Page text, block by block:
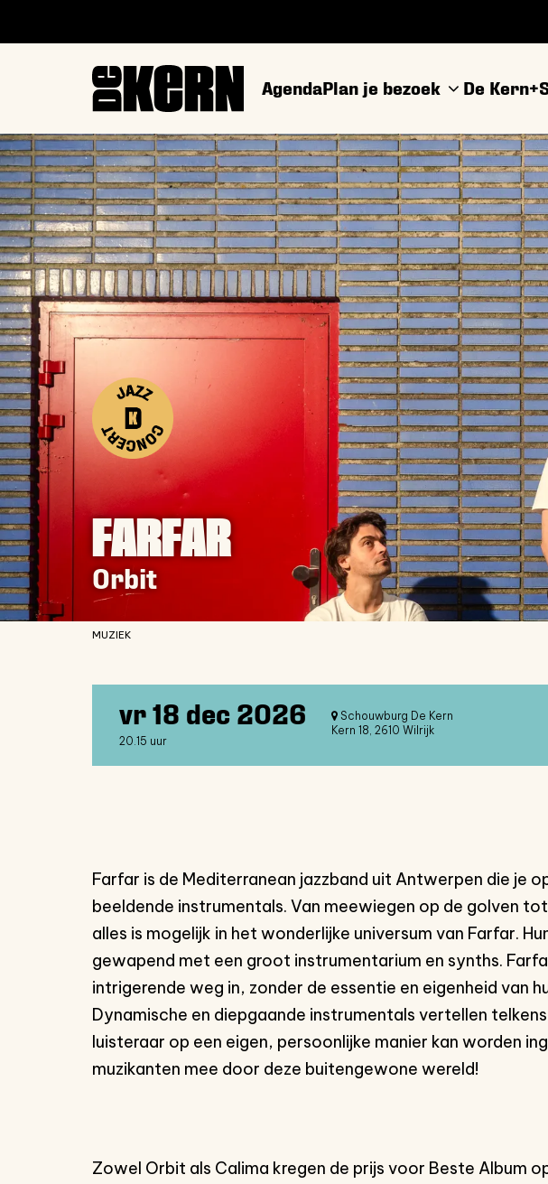
AgendaPlan je bezoek De Kern+
FARFAR
Orbit
MUZIEK
vr 18 dec 2026
20.15 uur
Schouwburg De Kern
Kern 18, 2610 Wilrijk
Farfar is de Mediterranean jazzband uit Antwerpen die je
beeldende instrumentals. Van meewiegen op de golven
alles is mogelijk in het wonderlijke universum van Farfar.
gewapend met een groot instrumentarium en synths.
intrigerende weg in, zonder de essentie en eigenheid van
Dynamische en diepgaande instrumentals vertellen
luisteraar op een eigen, persoonlijke manier kan worden
muzikanten mee door deze buitengewone wereld!
Zowel Orbit als Calima kregen de prijs voor Beste Album
Inzoomen